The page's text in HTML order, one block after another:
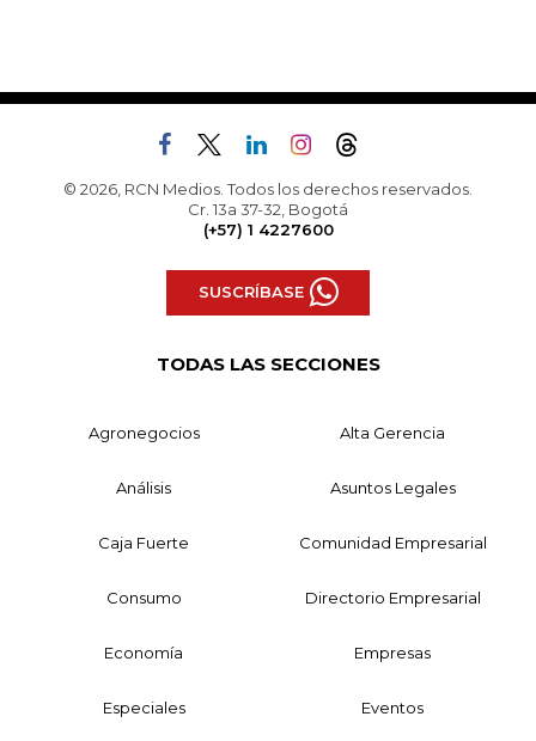
© 2026, RCN Medios. Todos los derechos reservados.
Cr. 13a 37-32, Bogotá
(+57) 1 4227600
SUSCRÍBASE
TODAS LAS SECCIONES
Agronegocios Alta Gerencia
Análisis Asuntos Legales
Caja Fuerte Comunidad Empresarial
Consumo Directorio Empresarial
Economía Empresas
Especiales Eventos